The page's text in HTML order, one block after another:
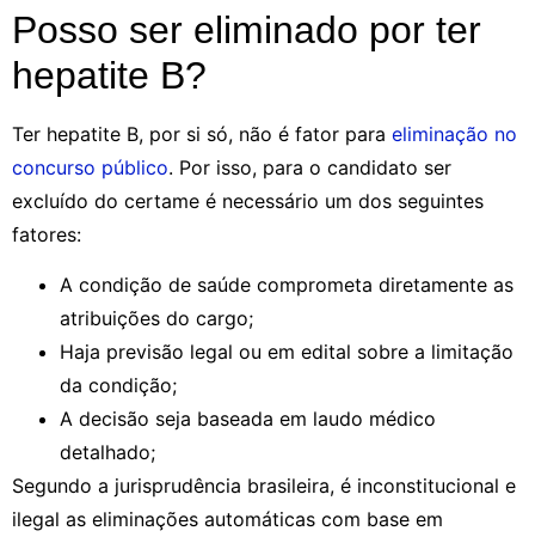
Posso ser eliminado por ter
hepatite B?
Ter hepatite B, por si só, não é fator para eliminação no
concurso público. Por isso, para o candidato ser
excluído do certame é necessário um dos seguintes
fatores:
A condição de saúde comprometa diretamente as
atribuições do cargo;
Haja previsão legal ou em edital sobre a limitação
da condição;
A decisão seja baseada em laudo médico
detalhado;
Segundo a jurisprudência brasileira, é inconstitucional e
ilegal as eliminações automáticas com base em